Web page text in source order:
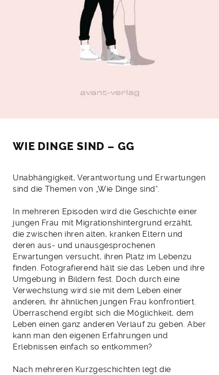
WIE DINGE SIND – GG
Unabhängigkeit, Verantwortung und Erwartungen
sind die Themen von „Wie Dinge sind“.
In mehreren Episoden wird die Geschichte einer
jungen Frau mit Migrationshintergrund erzählt,
die zwischen ihren alten, kranken Eltern und
deren aus- und unausgesprochenen
Erwartungen versucht, ihren Platz im Lebenzu
finden. Fotografierend hält sie das Leben und ihre
Umgebung in Bildern fest. Doch durch eine
Verwechslung wird sie mit dem Leben einer
anderen, ihr ähnlichen jungen Frau konfrontiert.
Überraschend ergibt sich die Möglichkeit, dem
Leben einen ganz anderen Verlauf zu geben. Aber
kann man den eigenen Erfahrungen und
Erlebnissen einfach so entkommen?
Nach mehreren Kurzgeschichten legt die